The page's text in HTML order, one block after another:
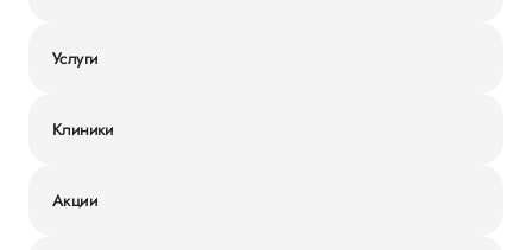
Услуги
Клиники
Акции